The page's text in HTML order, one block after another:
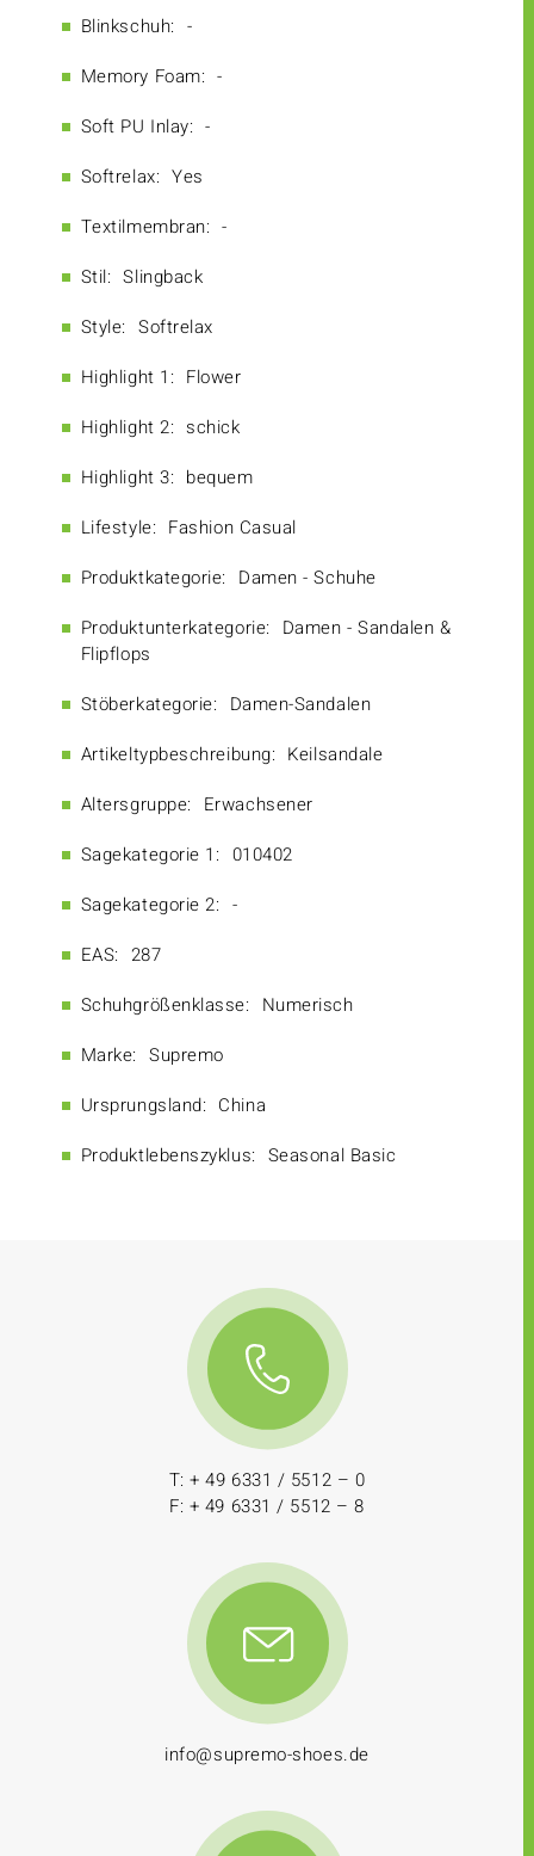
Blinkschuh: -
Memory Foam: -
Soft PU Inlay: -
Softrelax: Yes
Textilmembran: -
Stil: Slingback
Style: Softrelax
Highlight 1: Flower
Highlight 2: schick
Highlight 3: bequem
Lifestyle: Fashion Casual
Produktkategorie: Damen - Schuhe
Produktunterkategorie: Damen - Sandalen &
Flipflops
Stöberkategorie: Damen-Sandalen
Artikeltypbeschreibung: Keilsandale
Altersgruppe: Erwachsener
Sagekategorie 1: 010402
Sagekategorie 2: -
EAS: 287
Schuhgrößenklasse: Numerisch
Marke: Supremo
Ursprungsland: China
Produktlebenszyklus: Seasonal Basic
T: + 49 6331 / 5512 – 0
F: + 49 6331 / 5512 – 8
info@supremo-shoes.de